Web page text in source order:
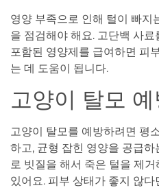
영양 부족으로 인해 털이 빠지
을 점검해야 해요. 고단백 사
포함된 영양제를 급여하면 피
는 데 도움이 됩니다.
고양이 탈모 예
고양이 탈모를 예방하려면 평
하고, 균형 잡힌 영양을 공급
로 빗질을 해서 죽은 털을 제
있어요. 피부 상태가 좋지 않